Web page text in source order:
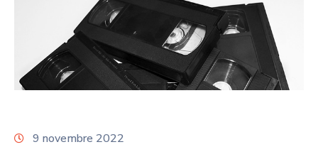
9 novembre 2022